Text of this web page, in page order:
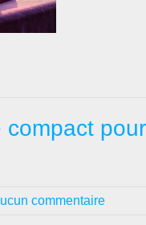
commentaire